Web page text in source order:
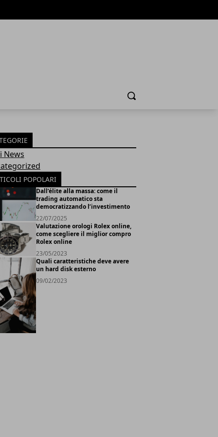
Cerca
News
POPOLARI
Dall’élite alla massa: come il
trading automatico sta
democratizzando l’investimento
22/07/2025
Valutazione orologi Rolex online,
come scegliere il miglior compro
Rolex online
23/05/2023
Quali caratteristiche deve avere
un hard disk esterno
09/02/2023